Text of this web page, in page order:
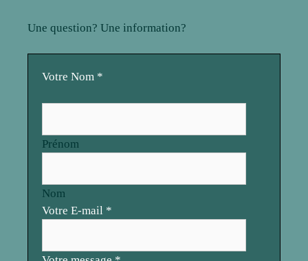
Une question? Une information?
Votre
Votre Nom *
Prénom
Nom
Votre E-mail *